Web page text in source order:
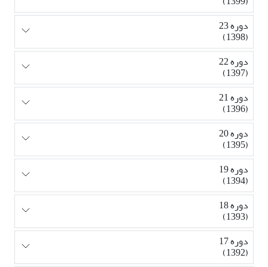
دوره 23
(1398)
دوره 22
(1397)
دوره 21
(1396)
دوره 20
(1395)
دوره 19
(1394)
دوره 18
(1393)
دوره 17
(1392)